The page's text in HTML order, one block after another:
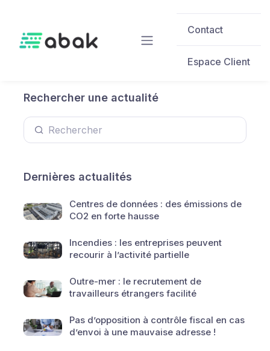
Contact
Espace Client
Rechercher une actualité
Dernières actualités
Centres de données : des émissions de
CO2 en forte hausse
Incendies : les entreprises peuvent
recourir à l’activité partielle
Outre-mer : le recrutement de
travailleurs étrangers facilité
Pas d’opposition à contrôle fiscal en cas
d’envoi à une mauvaise adresse !